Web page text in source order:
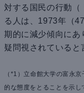
対する国民の行動（
る人は、1973年（
期的に減少傾向にあ
疑問視されていると
（*1）立命館大学の富永
的な態度をとることを示し